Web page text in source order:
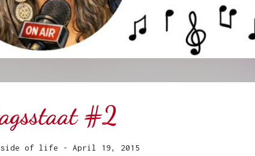
#2
side of life - April 19, 2015